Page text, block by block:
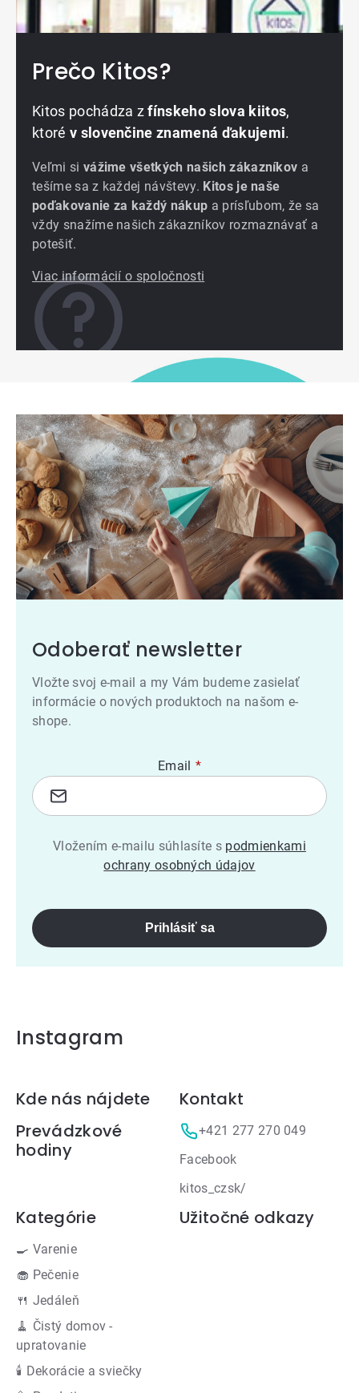
Prečo Kitos?
Kitos pochádza zfínskeho slova kiitos,
ktoré v slovenčine znamená ďakujemi.
Veľmi si vážime všetkých našich zákazníkov a
tešíme sa z každej návštevy. Kitos je naše
poďakovanie za každý nákup a prísľubom, že sa
vždy snažíme našich zákazníkov rozmaznávať a
potešiť.
Viac informácií o spoločnosti
Odoberať newsletter
Vložte svoj e-mail a my Vám budeme zasielať
informácie o nových produktoch na našom e-
shope.
Email
Vložením e-mailu súhlasíte s podmienkami
ochrany osobných údajov
Prihlásiť sa
Instagram
Zápätie
Kde nás nájdete
Prevádzkové
hodiny
Kontakt
+421 277 270 049
Facebook
kitos_czsk/
Kategórie
🍳 Varenie
🧁 Pečenie
🍴 Jedáleň
🧹 Čistý domov -
upratovanie
🕯 Dekorácie a sviečky
Užitočné odkazy